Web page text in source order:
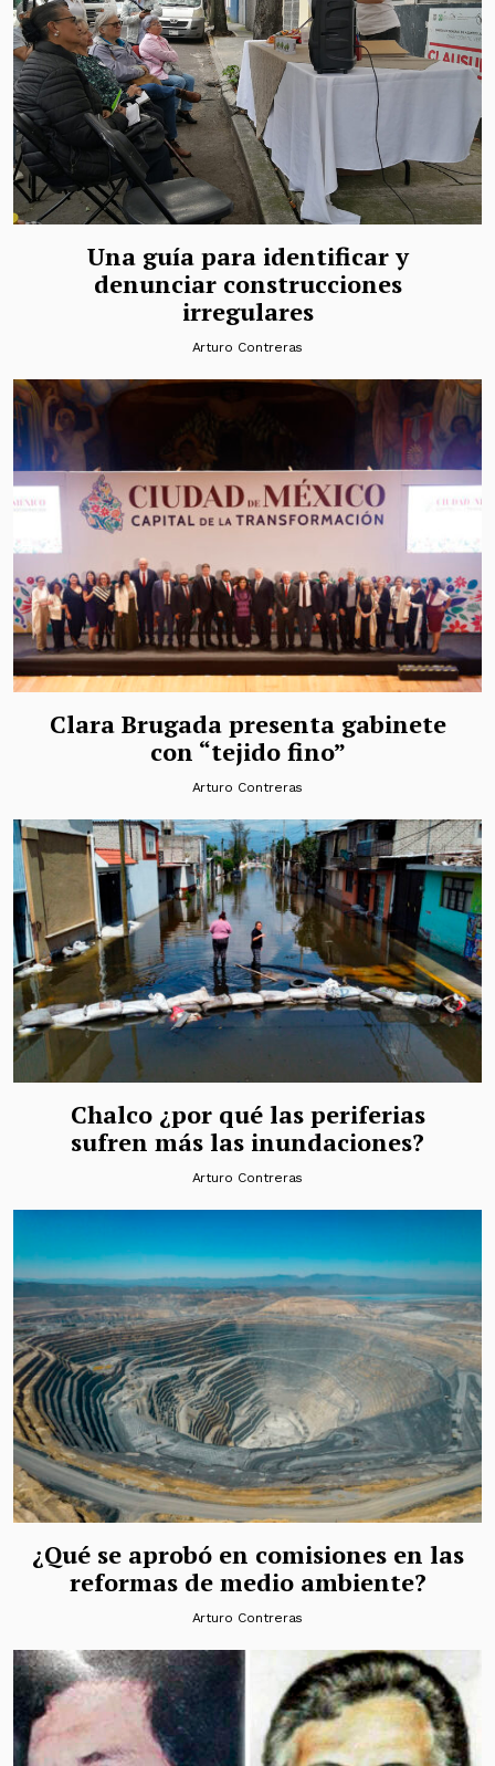
Una guía para identificar y
denunciar construcciones
irregulares
Arturo Contreras
Clara Brugada presenta gabinete
con “tejido fino”
Arturo Contreras
Chalco ¿por qué las periferias
sufren más las inundaciones?
Arturo Contreras
¿Qué se aprobó en comisiones en las
reformas de medio ambiente?
Arturo Contreras